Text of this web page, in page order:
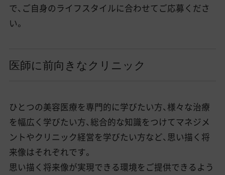
で、ご自身のライフスタイルに合わせてご応募くださ
い。
医師に前向きなクリニック
ひとつの美容医療を専門的に学びたい方、様々な治療
を幅広く学びたい方、総合的な知識をつけてマネジメ
ントやクリニック経営を学びたい方など、思い描く将
来像はそれぞれです。
思い描く将来像が実現できる環境をご提供できるよう